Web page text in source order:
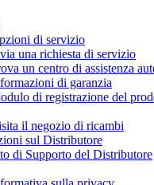
di servizio
una richiesta di servizio
un centro di assistenza
di garanzia
di registrazione del
il negozio di ricambi
sul Distributore
di Supporto del Distributore